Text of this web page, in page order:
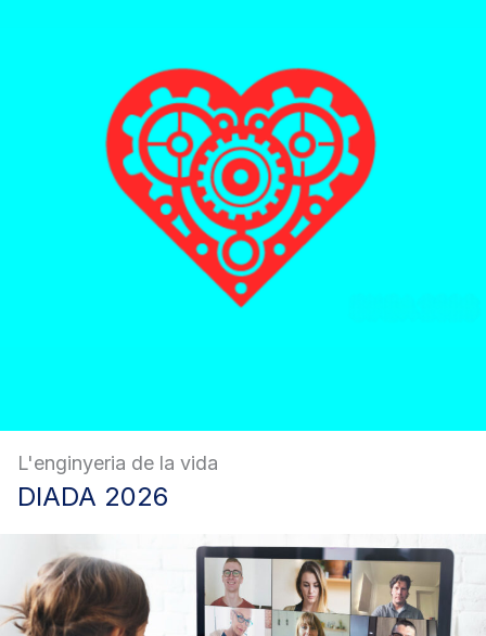
L'enginyeria de la vida
DIADA 2026